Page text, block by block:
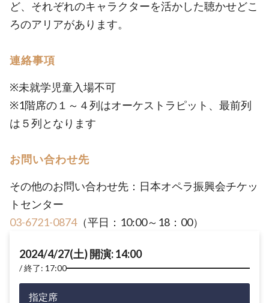
ど、それぞれのキャラクターを活かした聴かせどこ
ろのアリアがあります。
連絡事項
※未就学児童入場不可
※1階席の１～４列はオーケストラピット、最前列
は５列となります
お問い合わせ先
その他のお問い合わせ先：日本オペラ振興会チケッ
トセンター
03-6721-0874（平日：10:00～18：00）
2024/4/27(土) 開演: 14:00
終了: 17:00
指定席